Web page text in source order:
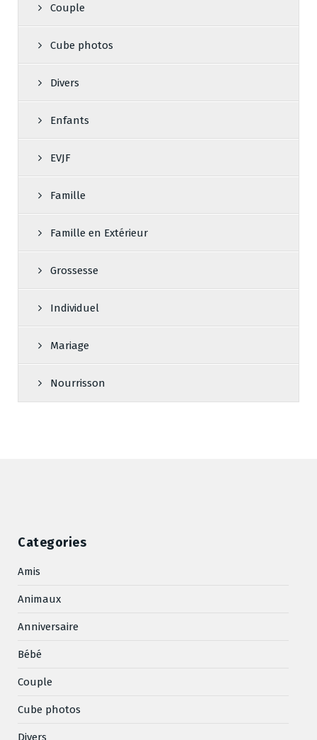
Couple
Cube photos
Divers
Enfants
EVJF
Famille
Famille en Extérieur
Grossesse
Individuel
Mariage
Nourrisson
Categories
Amis
Animaux
Anniversaire
Bébé
Couple
Cube photos
Divers